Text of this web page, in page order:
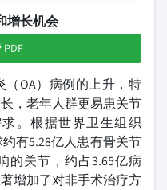
增长机会
OA）病例的上升，特
，老年人群更易患关节
。根据世界卫生组织
约有5.28亿人患有骨关节
的关节，约占3.65亿病
增加了对非手术治疗方